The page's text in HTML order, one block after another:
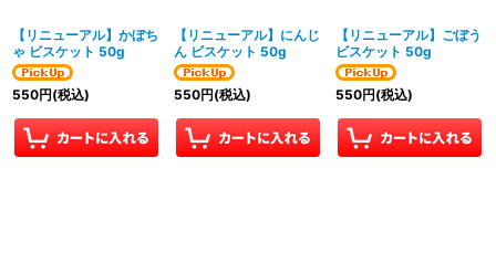
【リニューアル】かぼち
ゃ ビスケット 50g
550円(税込)
【リニューアル】にんじ
ん ビスケット 50g
550円(税込)
【リニューアル】ごぼう
ビスケット 50g
550円(税込)